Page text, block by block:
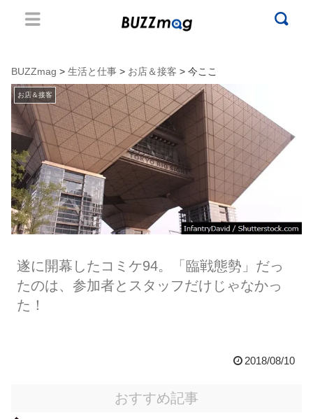
BUZZmag > 生活と仕事 > お店＆接客 > 今ここ
お店＆接客
遂に開幕したコミケ94。「臨戦態勢」だっ
たのは、参加者とスタッフだけじゃなかっ
た！
2018/08/10
おすすめ記事